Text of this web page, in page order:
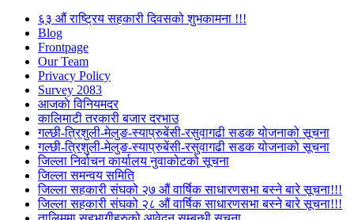
६३ औं राष्ट्रिय सहकारी दिवसको शुभकामना !!!
Blog
Frontpage
Our Team
Privacy Policy
Survey 2083
आजकाे विनियमदर
कालिमाटी तरकारी बजार दरभाउ
गल्छी-त्रिशुली-मेलुङ-स्याप्रुबेंसी-रसुवागढी सडक योजनाको सूचना
गल्छी-त्रिशुली-मेलुङ-स्याप्रुबेंसी-रसुवागढी सडक योजनाको सूचना
जिल्ला निर्वाचन कार्यालय नुवाकोटको सूचना
जिल्ला समन्वय समिति
जिल्ला सहकारी संघको २७ औं वार्षिक साधारणसभा बस्ने बारे सूचना!!!
जिल्ला सहकारी संघको २८ औं वार्षिक साधारणसभा बस्ने बारे सूचना!!!